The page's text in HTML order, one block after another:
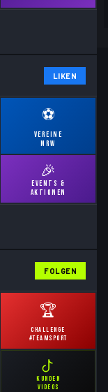
LIKEN
⚽
VEREINE
NRW
🎉
EVENTS &
AKTIONEN
FOLGEN
🏆
CHALLENGE
#TEAMSPORT
KUNDEN
VIDEOS